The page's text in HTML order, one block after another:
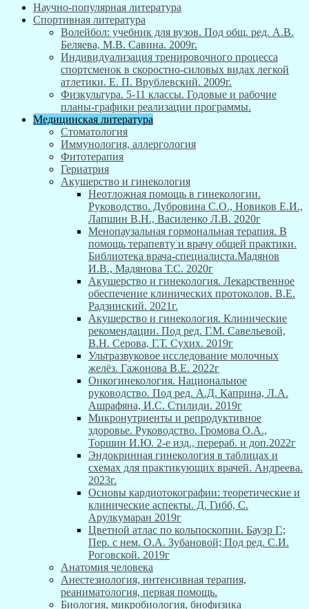
Научно-популярная литература
Спортивная литература
Волейбол: учебник для вузов. Под общ. ред. А.В.
Беляева, М.В. Савина. 2009г.
Индивидуализация тренировочного процесса
спортсменок в скоростно-силовых видах легкой
атлетики. Е. П. Врублевский. 2009г.
Физкультура. 5-11 классы. Годовые и рабочие
планы-графики реализации программы.
Медицинская литература
Стоматология
Иммунология, аллергология
Фитотерапия
Гериатрия
Акушерство и гинекология
Неотложная помощь в гинекологии.
Руководство. Дубровина С.О., Новиков Е.И.,
Лапшин В.Н., Василенко Л.В. 2020г
Менопаузальная гормональная терапия. В
помощь терапевту и врачу общей практики.
Библиотека врача-специалиста.Мадянов
И.В., Мадянова Т.С. 2020г
Акушерство и гинекология. Лекарственное
обеспечение клинических протоколов. В.Е.
Радзинский. 2021г.
Акушерство и гинекология. Клинические
рекомендации. Под ред. Г.М. Савельевой,
В.Н. Серова, Г.Т. Сухих. 2019г
Ультразвуковое исследование молочных
желёз. Гажонова В.Е. 2022г
Онкогинекология. Национальное
руководство. Под ред. А.Д. Каприна, Л.А.
Ашрафяна, И.С. Стилиди. 2019г
Микронутриенты и репродуктивное
здоровье. Руководство. Громова О.А.,
Торшин И.Ю. 2-е изд., перераб. и доп.2022г
Эндокринная гинекология в таблицах и
схемах для практикующих врачей. Андреева.
2023г.
Основы кардиотокографии: теоретические и
клинические аспекты. Д. Гибб, С.
Арулкумаран 2019г
Цветной атлас по кольпоскопии. Бауэр Г.;
Пер. с нем. О.А. Зубановой; Под ред. С.И.
Роговской. 2019г
Анатомия человека
Анестезиология, интенсивная терапия,
реаниматология, первая помощь.
Биология, микробиология, биофизика